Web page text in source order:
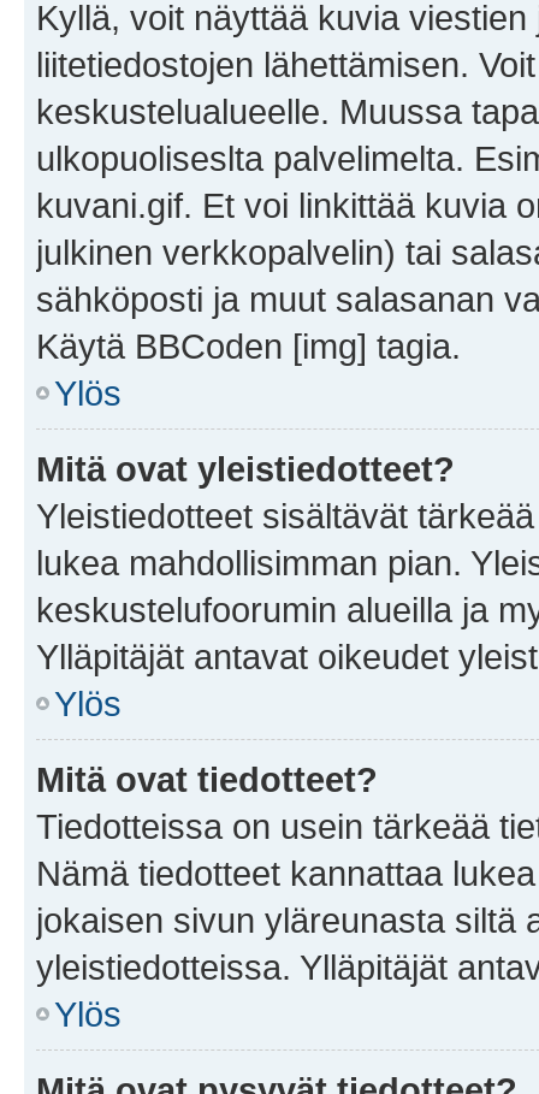
Kyllä, voit näyttää kuvia
liitetiedostojen lähettämisen.
keskustelualueelle. Muussa
ulkopuoliseslta palvelimelta.
kuvani.gif. Et voi linkittää kuvia
julkinen verkkopalvelin) tai
sähköposti ja muut salasanan
Käytä BBCoden [img] tagia.
Ylös
Mitä ovat yleistiedotteet?
Yleistiedotteet sisältävät
lukea mahdollisimman pian.
keskustelufoorumin alueilla ja
Ylläpitäjät antavat oikeudet
Ylös
Mitä ovat tiedotteet?
Tiedotteissa on usein tärkeää
Nämä tiedotteet kannattaa
jokaisen sivun yläreunasta siltä
yleistiedotteissa. Ylläpitäjät
Ylös